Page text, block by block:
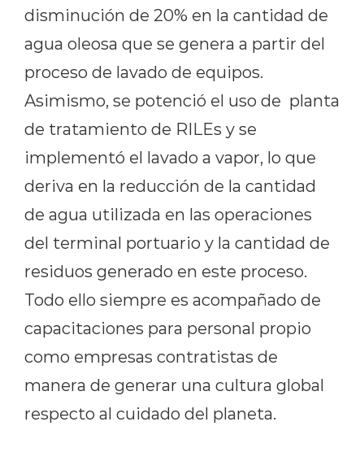
disminución de 20% en la cantidad de
agua oleosa que se genera a partir del
proceso de lavado de equipos.
Asimismo, se potenció el uso de planta
de tratamiento de RILEs y se
implementó el lavado a vapor, lo que
deriva en la reducción de la cantidad
de agua utilizada en las operaciones
del terminal portuario y la cantidad de
residuos generado en este proceso.
Todo ello siempre es acompañado de
capacitaciones para personal propio
como empresas contratistas de
manera de generar una cultura global
respecto al cuidado del planeta.